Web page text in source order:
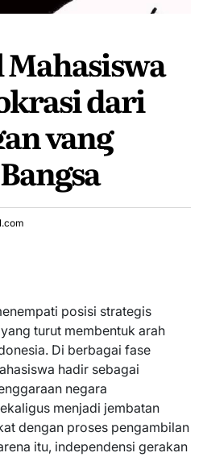
dari
yang
posisi strategis
turut membentuk arah
Di berbagai fase
hadir sebagai
negara
menjadi jembatan
dengan proses pengambilan
itu, independensi gerakan